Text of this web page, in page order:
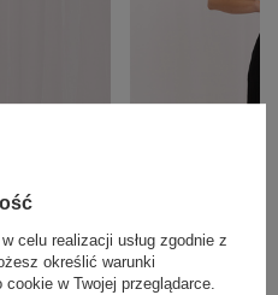
celu realizacji usług zgodnie z
określić warunki
w Twojej przeglądarce.